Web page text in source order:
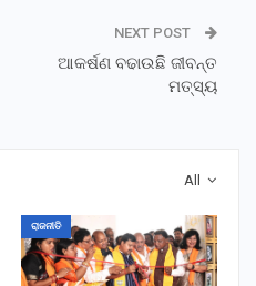
NEXT POST
ଆକର୍ଷଣ ବଢାଉଛି ଜୀବନ୍ତ
ମତ୍ସ୍ୟ
All
ରାଜନୀତି